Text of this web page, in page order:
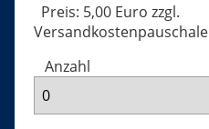
Preis: 5,00 Euro zzgl.
Versandkostenpauschale
Anzahl